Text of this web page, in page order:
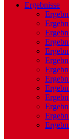
Ergebnisse